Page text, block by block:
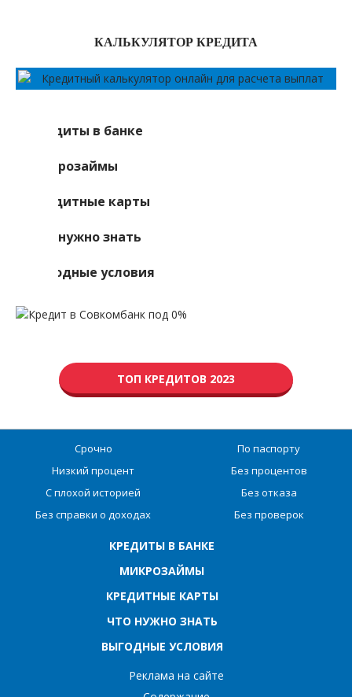
КАЛЬКУЛЯТОР КРЕДИТА
Кредиты в банке
Микрозаймы
Кредитные карты
Что нужно знать
Выгодные условия
ТОП КРЕДИТОВ 2023
Срочно
Низкий процент
С плохой историей
Без справки о доходах
По паспорту
Без процентов
Без отказа
Без проверок
КРЕДИТЫ В БАНКЕ
МИКРОЗАЙМЫ
КРЕДИТНЫЕ КАРТЫ
ЧТО НУЖНО ЗНАТЬ
ВЫГОДНЫЕ УСЛОВИЯ
Реклама на сайте